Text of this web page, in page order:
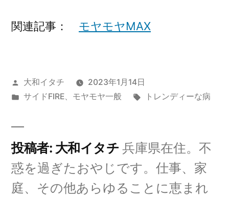
関連記事： モヤモヤMAX
投
稿
大和イタチ
2023年1月14日
カ
ゴ
ー:
サイドFIRE、 モヤモヤ一般
タ
トレンディーな病
投稿者: 大和イタチ 兵庫県在住。不
惑を過ぎたおやじです。仕事、家
庭、その他あらゆることに恵まれ